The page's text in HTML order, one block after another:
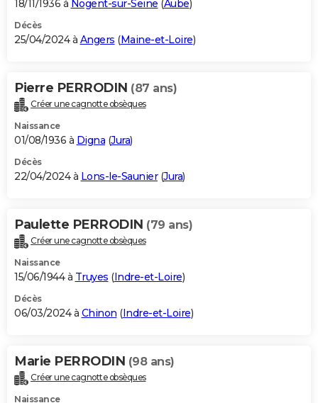
18/11/1936 à Nogent-sur-Seine (Aube)
Décès
25/04/2024 à Angers (Maine-et-Loire)
Pierre PERRODIN (87 ans)
Créer une cagnotte obsèques
Naissance
01/08/1936 à Digna (Jura)
Décès
22/04/2024 à Lons-le-Saunier(Jura)
Paulette PERRODIN (79 ans)
Créer une cagnotte obsèques
Naissance
15/06/1944 à Truyes (Indre-et-Loire)
Décès
06/03/2024 à Chinon (Indre-et-Loire)
Marie PERRODIN (98 ans)
Créer une cagnotte obsèques
Naissance